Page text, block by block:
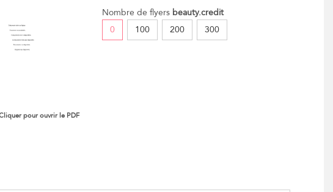
pour ouvrir le PDF
Nombre de flyers beauty.credit
0
100 200 300